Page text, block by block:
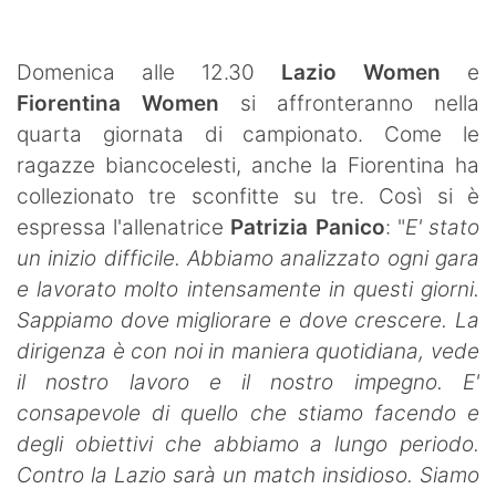
Domenica alle 12.30 Lazio Women e
Fiorentina Women si affronteranno nella
quarta giornata di campionato. Come le
ragazze biancocelesti, anche la Fiorentina ha
collezionato tre sconfitte su tre. Così si è
espressa l'allenatrice Patrizia Panico: "E' stato
un inizio difficile. Abbiamo analizzato ogni gara
e lavorato molto intensamente in questi giorni.
Sappiamo dove migliorare e dove crescere. La
dirigenza è con noi in maniera quotidiana, vede
il nostro lavoro e il nostro impegno. E'
consapevole di quello che stiamo facendo e
degli obiettivi che abbiamo a lungo periodo.
Contro la Lazio sarà un match insidioso. Siamo